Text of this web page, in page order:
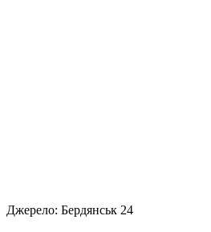
Джерело: Бердянськ 24